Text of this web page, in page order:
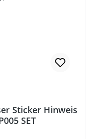
Sticker Hinweis
SET